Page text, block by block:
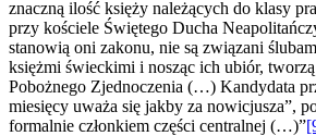
znaczną ilość księży należących do klasy
przy kościele Świętego Ducha
stanowią oni zakonu, nie są związani
księżmi świeckimi i nosząc ich ubiór,
Pobożnego Zjednoczenia (…) Kandydata
miesięcy uważa się jakby za nowicjusza”,
formalnie członkiem części centralnej (…)”